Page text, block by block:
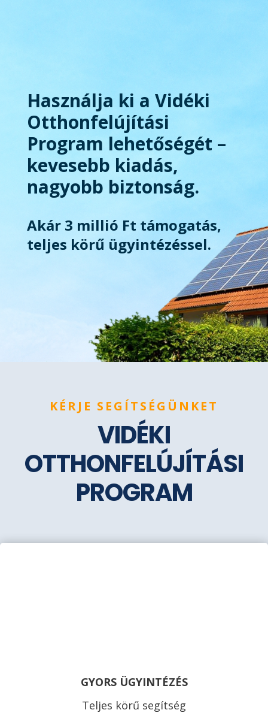
Használja ki a Vidéki
Otthonfelújítási
Program lehetőségét –
kevesebb kiadás,
nagyobb biztonság.
Akár 3 millió Ft támogatás,
teljes körű ügyintézéssel.
KÉRJE SEGÍTSÉGÜNKET
VIDÉKI
OTTHONFELÚJÍTÁSI
PROGRAM
GYORS ÜGYINTÉZÉS
Teljes körű segítség